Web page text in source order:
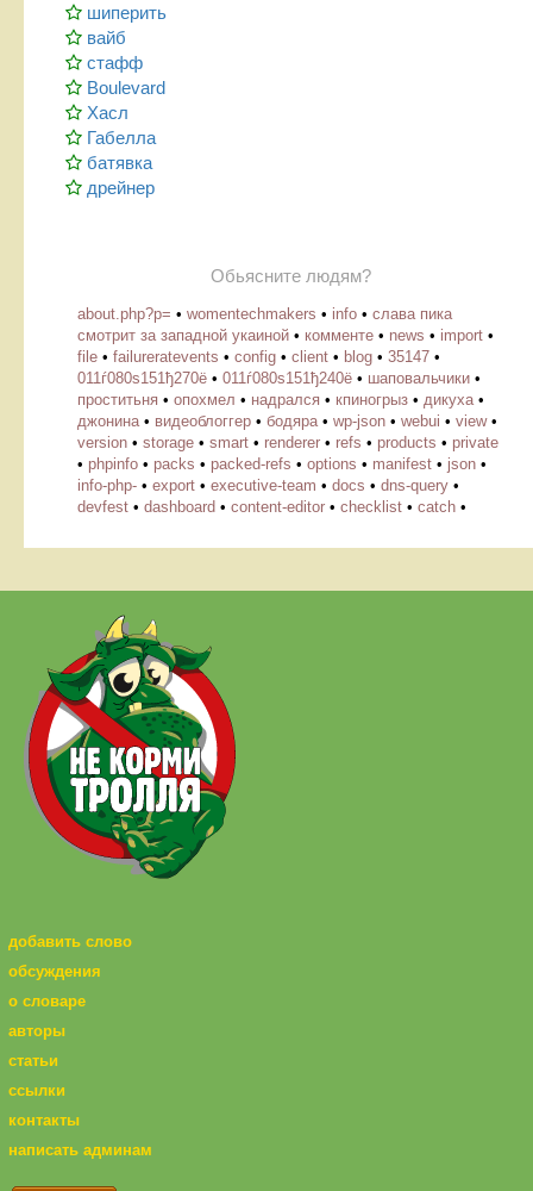
шиперить
вайб
стафф
Boulevard
Хасл
Габелла
батявка
дрейнер
Обьясните людям?
about.php?p= • womentechmakers • info • слава пика
смотрит за западной укаиной • комменте • news • import •
file • failureratevents • config • client • blog • 35147 •
011ѓ080ѕ151ђ270ё • 011ѓ080ѕ151ђ240ё • шаповальчики •
проститьня • опохмел • надрался • кпиногрыз • дикуха•
джонина• видеоблоггер • бодяра• wp-json • webui • view•
version • storage • smart • renderer • refs • products • private
• phpinfo • packs • packed-refs • options • manifest • json •
info-php- • export • executive-team • docs • dns-query •
devfest • dashboard • content-editor • checklist • catch •
добавить слово
обсуждения
о словаре
авторы
статьи
ссылки
контакты
написать админам